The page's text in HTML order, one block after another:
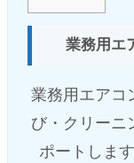
業務用エ
業務用エアコ
び・クリーニ
ポートしま